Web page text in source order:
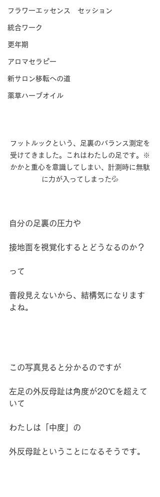
フラワーエッセンス セッション
統合ワーク
更年期
アロマセラピー
新サロン移転への道
薬草ハーブオイル
フットルックという、足裏のバランス測定を
受けてきました。これはわたしの足です。※
かかと重心を意識してしまい、計測時に無駄
に力が入ってしまった💦
自分の足裏の圧力や
接地面を視覚化するとどうなるのか？
って
普段見えないから、結構気になります
よね。
この写真見ると分かるのですが
左足の外反母趾は角度が20℃を超えて
いて
わたしは「中度」の
外反母趾ということになるそうです。